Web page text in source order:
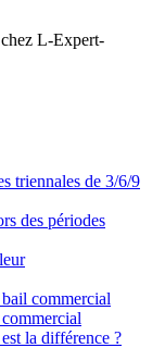
L-Expert-
triennales de 3/6/9
des périodes
commercial
la différence ?